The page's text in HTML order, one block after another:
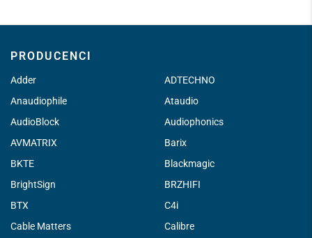
PRODUCENCI
Adder
ADTECHNO
Anaudiophile
Ataudio
AudioBlock
Audiophonics
AVMATRIX
Barix
BKTE
Blackmagic
BrightSign
BRZHIFI
BTX
C4i
Cable Matters
Calibre